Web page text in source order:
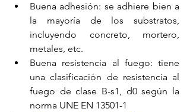
Buena adhesión: se adhiere bien a
la mayoría de los substratos,
incluyendo concreto, mortero,
metales, etc.
Buena resistencia al fuego: tiene
una clasificación de resistencia al
fuego de clase B-s1, d0 según la
norma UNE EN 13501-1